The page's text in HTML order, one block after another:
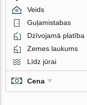
Veids
Guļamistabas
Dzīvojamā platība
Zemes laukums
Līdz jūrai
Cena